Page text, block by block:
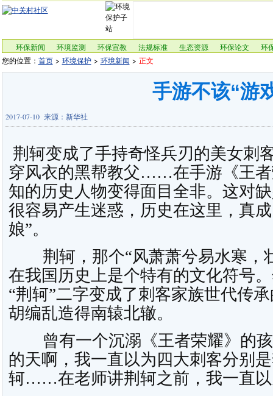
环保新闻 环境监测 环保宣教 法规标准 生态资源 环保论文
环
您的位置： 首页> 环境保护> 环境新闻 > 正文
手游不该“游
2017-07-10 来源：新华社
荆轲变成了手持奇怪兵刃的美女刺
穿风衣的黑帮教父……在手游《王
知的历史人物变得面目全非。这对
很容易产生迷惑，历史在这里，真
娘”。
荆轲，那个“风萧萧兮易水寒，
在我国历史上是个特有的文化符号
“荆轲”二字变成了刺客家族世代传
胡编乱造得南辕北辙。
曾有一个沉溺《王者荣耀》的孩
的天啊，我一直以为四大刺客分别
轲……在老师讲荆轲之前，我一直以